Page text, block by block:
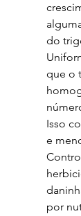
do
que o
Isso
e
por